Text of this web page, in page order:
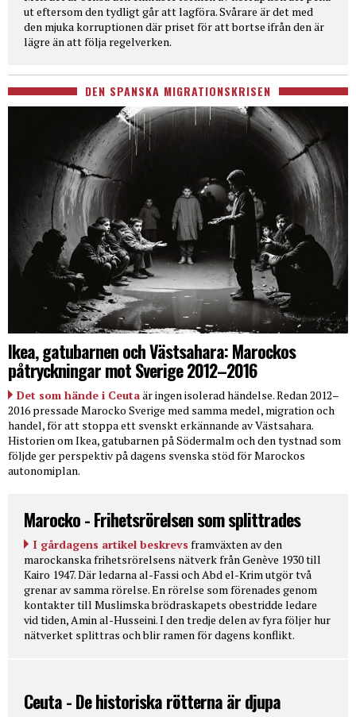
ut eftersom den tydligt går att lagföra. Svårare är det med
den mjuka korruptionen där priset för att bortse ifrån den är
lägre än att följa regelverken.
DEN SPANSKA MIGRATIONSKRISEN
Ikea, gatubarnen och Västsahara: Marockos
påtryckningar mot Sverige 2012–2016
Det som hände i Ceutaär ingen isolerad händelse. Redan 2012–
2016 pressade Marocko Sverige med samma medel, migration och
handel, för att stoppa ett svenskt erkännande av Västsahara.
Historien om Ikea, gatubarnen på Södermalm och den tystnad som
följde ger perspektiv på dagens svenska stöd för Marockos
autonomiplan.
Marocko - Frihetsrörelsen som splittrades
I gårdagens artikel beskrevs framväxten av den
marockanska frihetsrörelsens nätverk från Genève 1930 till
Kairo 1947. Där ledarna al-Fassi och Abd el-Krim utgör två
grenar av samma rörelse. En rörelse som förenades genom
kontakter till Muslimska brödraskapets obestridde ledare
vid tiden, Amin al-Husseini. I den tredje delen av fyra följer hur
nätverket splittras och blir ramen för dagens konflikt.
Ceuta - De historiska rötterna är djupa